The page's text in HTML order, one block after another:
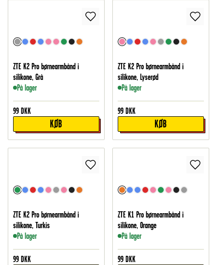
ZTE K2 Pro børnearmbånd i
silikone, Grå
På lager
99 DKK
KØB
ZTE K2 Pro børnearmbånd i
silikone, Lyserød
På lager
99 DKK
KØB
ZTE K2 Pro børnearmbånd i
silikone, Turkis
På lager
99 DKK
ZTE K1 Pro børnearmbånd i
silikone, Orange
På lager
99 DKK